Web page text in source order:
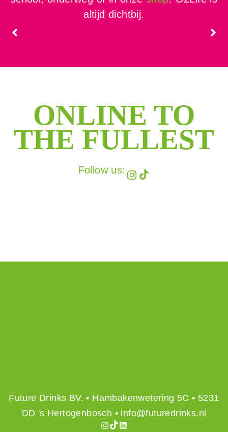
altijd dichtbij.
ONLINE TO
THE FULLEST
Follow us: Instagram
TikTok
Future Drinks BV. • Hambakenwetering 5C • 5231
DD 's Hertogenbosch • info@futuredrinks.nl
Instagram
TikTokLinkedIn